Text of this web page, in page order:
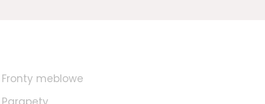
Fronty meblowe